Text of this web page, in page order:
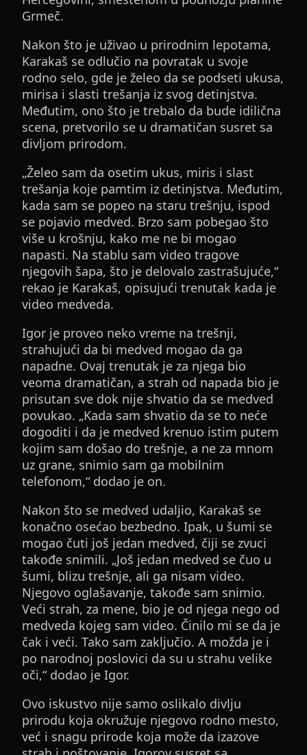
Grmeč.
Nakon što je uživao u prirodnim lepotama,
Karakaš se odlučio na povratak u svoje
rodno selo, gde je želeo da se podseti ukusa,
mirisa i slasti trešanja iz svog detinjstva.
Međutim, ono što je trebalo da bude idilična
scena, pretvorilo se u dramatičan susret sa
divljom prirodom.
„Želeo sam da osetim ukus, miris i slast
trešanja koje pamtim iz detinjstva. Međutim,
kada sam se popeo na staru trešnju, ispod
se pojavio medved. Brzo sam pobegao što
više u krošnju, kako me ne bi mogao
napasti. Na stablu sam video tragove
njegovih šapa, što je delovalo zastrašujuće,“
rekao je Karakaš, opisujući trenutak kada je
video medveda.
Igor je proveo neko vreme na trešnji,
strahujući da bi medved mogao da ga
napadne. Ovaj trenutak je za njega bio
veoma dramatičan, a strah od napada bio je
prisutan sve dok nije shvatio da se medved
povukao. „Kada sam shvatio da se to neće
dogoditi i da je medved krenuo istim putem
kojim sam došao do trešnje, a ne za mnom
uz grane, snimio sam ga mobilnim
telefonom,“ dodao je on.
Nakon što se medved udaljio, Karakaš se
konačno osećao bezbedno. Ipak, u šumi se
mogao čuti još jedan medved, čiji se zvuci
takođe snimili. „Još jedan medved se čuo u
šumi, blizu trešnje, ali ga nisam video.
Njegovo oglašavanje, takođe sam snimio.
Veći strah, za mene, bio je od njega nego od
medveda kojeg sam video. Činilo mi se da je
čak i veći. Tako sam zaključio. A možda je i
po narodnoj poslovici da su u strahu velike
oči,“ dodao je Igor.
Ovo iskustvo nije samo oslikalo divlju
prirodu koja okružuje njegovo rodno mesto,
već i snagu prirode koja može da izazove